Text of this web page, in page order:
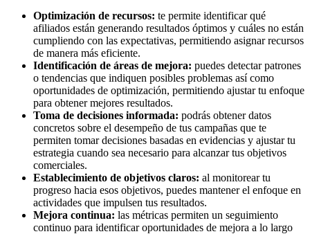
Optimización de recursos: te permite identificar qué
afiliados están generando resultados óptimos y cuáles no están
cumpliendo con las expectativas, permitiendo asignar recursos
de manera más eficiente.
Identificación de áreas de mejora: puedes detectar patrones
o tendencias que indiquen posibles problemas así como
oportunidades de optimización, permitiendo ajustar tu enfoque
para obtener mejores resultados.
Toma de decisiones informada: podrás obtener datos
concretos sobre el desempeño de tus campañas que te
permiten tomar decisiones basadas en evidencias y ajustar tu
estrategia cuando sea necesario para alcanzar tus objetivos
comerciales.
Establecimiento de objetivos claros: al monitorear tu
progreso hacia esos objetivos, puedes mantener el enfoque en
actividades que impulsen tus resultados.
Mejora continua: las métricas permiten un seguimiento
continuo para identificar oportunidades de mejora a lo largo